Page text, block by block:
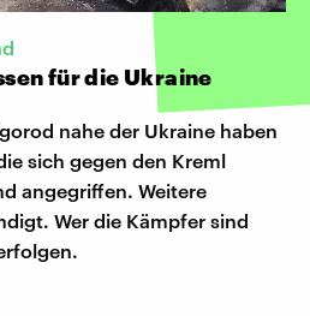
für die Ukraine
nahe der Ukraine haben
sich gegen den Kreml
angegriffen. Weitere
Wer die Kämpfer sind